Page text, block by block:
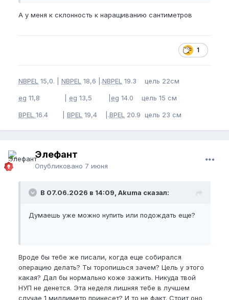
А у меня к склонность к наращиванию сантиметров
1
NBPEL 15,0. | NBPEL 18,6 |.NBPEL 19.3 цель 22см
eg 11,8 | eg 13,5 | eg 14.0 цель 15 см
BPEL 16.4 | BPEL 19,4 |.BPEL 20.9 цель 23 см
Элефант
Опубликовано 7 июня
В 07.06.2026 в 14:09, Akuma сказал:
Думаешь уже можно нупить или подождать еще?
Вроде бы тебе же писали, когда еще собирался
операцию делать? Ты торопишься зачем? Цель у этого
какая? Дал бы нормально коже зажить. Никуда твой
НУП не денется. Эта неделя лишняя тебе в лучшем
случае 1 миллиметр принесет? И то не факт. Стоит оно